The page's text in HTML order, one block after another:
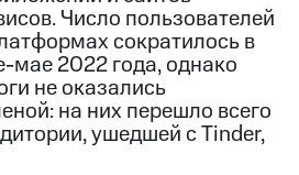
Число пользователей
сократилось в
мае 2022 года, однако
не оказались
на них перешло всего
ушедшей с Tinder,